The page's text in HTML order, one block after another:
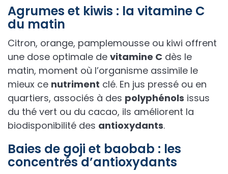
Agrumes et kiwis : la vitamine C
du matin
Citron, orange, pamplemousse ou kiwi offrent
une dose optimale de vitamine C dès le
matin, moment où l’organisme assimile le
mieux ce nutriment clé. En jus pressé ou en
quartiers, associés à des polyphénols issus
du thé vert ou du cacao, ils améliorent la
biodisponibilité des antioxydants.
Baies de goji et baobab : les
concentrés d’antioxydants